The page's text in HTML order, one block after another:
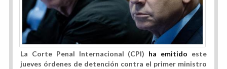
La Corte Penal Internacional (CPI) ha emitido este
jueves órdenes de detención contra el primer ministro